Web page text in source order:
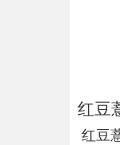
红豆
红豆